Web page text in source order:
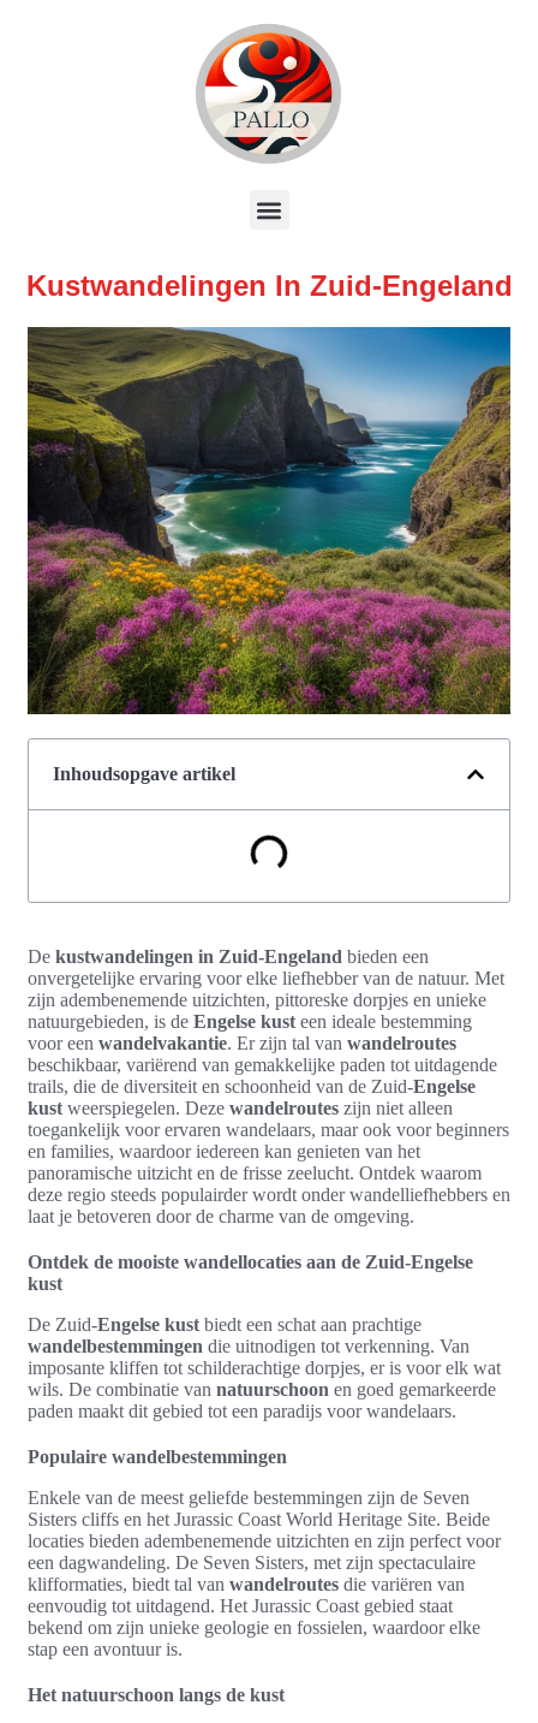
Kustwandelingen In Zuid-Engeland
Inhoudsopgave artikel
De kustwandelingen in Zuid-Engeland bieden een
onvergetelijke ervaring voor elke liefhebber van de natuur. Met
zijn adembenemende uitzichten, pittoreske dorpjes en unieke
natuurgebieden, is de Engelse kust een ideale bestemming
voor een wandelvakantie. Er zijn tal van wandelroutes
beschikbaar, variërend van gemakkelijke paden tot uitdagende
trails, die de diversiteit en schoonheid van de Zuid-Engelse
kust weerspiegelen. Deze wandelroutes zijn niet alleen
toegankelijk voor ervaren wandelaars, maar ook voor beginners
en families, waardoor iedereen kan genieten van het
panoramische uitzicht en de frisse zeelucht. Ontdek waarom
deze regio steeds populairder wordt onder wandelliefhebbers en
laat je betoveren door de charme van de omgeving.
Ontdek de mooiste wandellocaties aan de Zuid-Engelse
kust
De Zuid-Engelse kust biedt een schat aan prachtige
wandelbestemmingen die uitnodigen tot verkenning. Van
imposante kliffen tot schilderachtige dorpjes, er is voor elk wat
wils. De combinatie van natuurschoon en goed gemarkeerde
paden maakt dit gebied tot een paradijs voor wandelaars.
Populaire wandelbestemmingen
Enkele van de meest geliefde bestemmingen zijn de Seven
Sisters cliffs en het Jurassic Coast World Heritage Site. Beide
locaties bieden adembenemende uitzichten en zijn perfect voor
een dagwandeling. De Seven Sisters, met zijn spectaculaire
klifformaties, biedt tal van wandelroutes die variëren van
eenvoudig tot uitdagend. Het Jurassic Coast gebied staat
bekend om zijn unieke geologie en fossielen, waardoor elke
stap een avontuur is.
Het natuurschoon langs de kust